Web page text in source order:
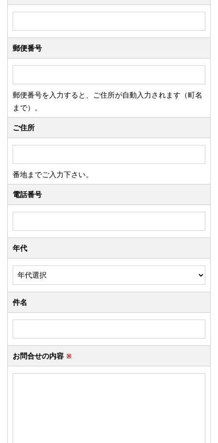
郵便番号
郵便番号を入力すると、ご住所が自動入力されます（町名
まで）。
ご住所
番地までご入力下さい。
電話番号
年代
件名
お問合せの内容 ※